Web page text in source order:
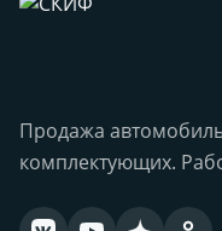
Продажа
комплектующих.